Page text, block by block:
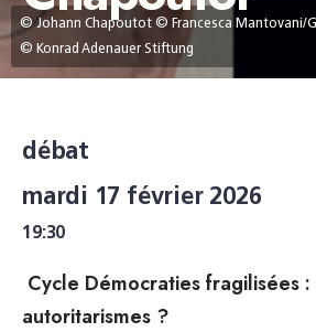
© Johann Chapoutot © Francesca Mantovani/
© Konrad Adenauer Stiftung
débat
mardi 17 février 2026
19:30
Cycle Démocraties fragilisées
autoritarismes ?